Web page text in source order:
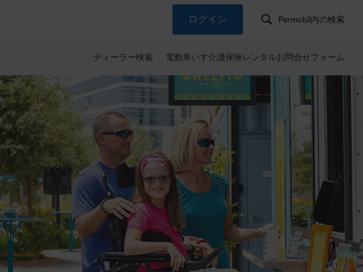
ログイン Permobil内の検索
ディーラー検索 電動車いす介護保険レンタルお問合せフォーム